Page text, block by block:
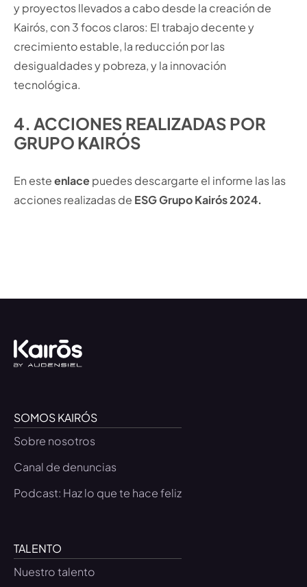
y proyectos llevados a cabo desde la creación de
Kairós, con 3 focos claros: El trabajo decente y
crecimiento estable, la reducción por las
desigualdades y pobreza, y la innovación
tecnológica.
4. ACCIONES REALIZADAS POR
GRUPO KAIRÓS
En esteenlacepuedes descargarte el informe las las
acciones realizadas de ESG Grupo Kairós 2024.
SOMOS KAIRÓS
Sobre nosotros
Canal de denuncias
Podcast: Haz lo que te hace feliz
TALENTO
Nuestro talento